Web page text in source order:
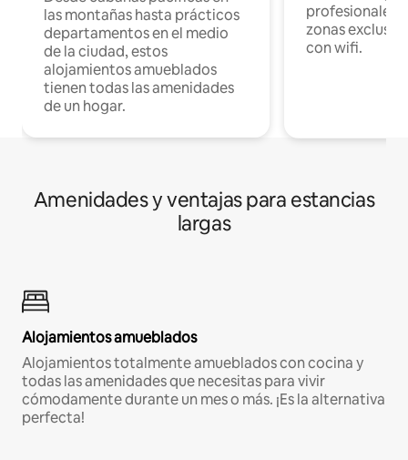
las montañas hasta prácticos
departamentos en el medio
de la ciudad, estos
alojamientos amueblados
tienen todas las amenidades
de un hogar.
profesionales
zonas
con wifi.
Amenidades y ventajas para estancias
largas
Alojamientos amueblados
Alojamientos totalmente amueblados con cocina y
todas las amenidades que necesitas para vivir
cómodamente durante un mes o más. ¡Es la alternativa
perfecta!